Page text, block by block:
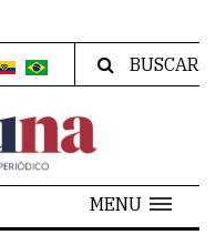
BUSCAR
MENU